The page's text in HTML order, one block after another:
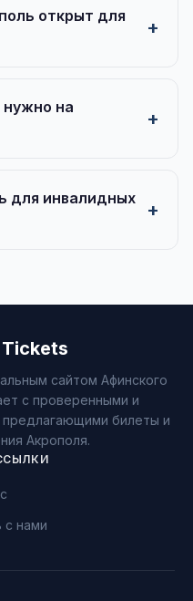
открыт для
на
для инвалидных
сайтом Афинского
с проверенными и
билеты и
Акрополя.
с нами